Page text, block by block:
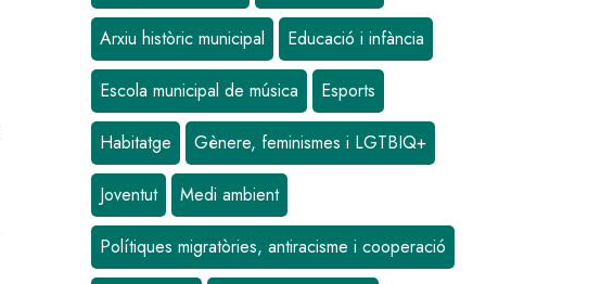
Arxiu històric municipal Educació i infància
Escola municipal de música Esports
Habitatge Gènere, feminismes i LGTBIQ+
Joventut Medi ambient
Polítiques migratòries, antiracisme i cooperació